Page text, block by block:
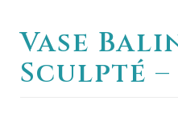
Vase
Sculpté –